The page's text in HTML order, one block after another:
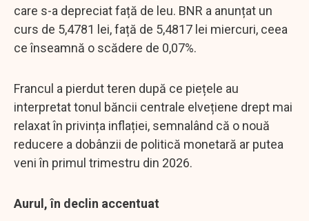
care s-a depreciat față de leu. BNR a anunțat un
curs de 5,4781 lei, față de 5,4817 lei miercuri, ceea
ce înseamnă o scădere de 0,07%.
Francul a pierdut teren după ce piețele au
interpretat tonul băncii centrale elvețiene drept mai
relaxat în privința inflației, semnalând că o nouă
reducere a dobânzii de politică monetară ar putea
veni în primul trimestru din 2026.
Aurul, în declin accentuat